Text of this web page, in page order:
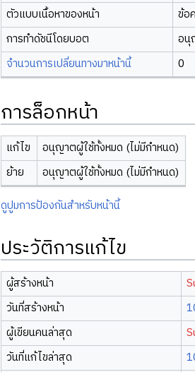
ตัวแบบเนื้อหาของหน้า
ข้อ
การทำดัชนีโดยบอต
อนุ
จำนวนการเปลี่ยนทางมาหน้านี้
0
การล็อกหน้า
แก้ไข
อนุญาตผู้ใช้ทั้งหมด (ไม่มีกำหนด)
ย้าย
อนุญาตผู้ใช้ทั้งหมด (ไม่มีกำหนด)
ดูปูมการป้องกันสำหรับหน้านี้
ประวัติการแก้ไข
ผู้สร้างหน้า
วันที่สร้างหน้า
ผู้เขียนคนล่าสุด
วันที่แก้ไขล่าสุด